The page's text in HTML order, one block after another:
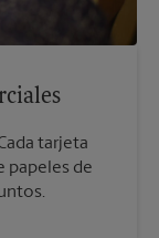
tarjeta
papeles de